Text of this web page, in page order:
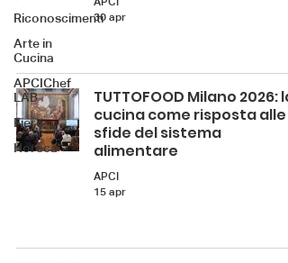
Riconoscimenti
Arte in
Cucina
APCIChef
LAB
Fiere
Horeca
30 apr
TUTTOFOOD Milano 2026: la
cucina come risposta alle
sfide del sistema
alimentare
APCI
15 apr